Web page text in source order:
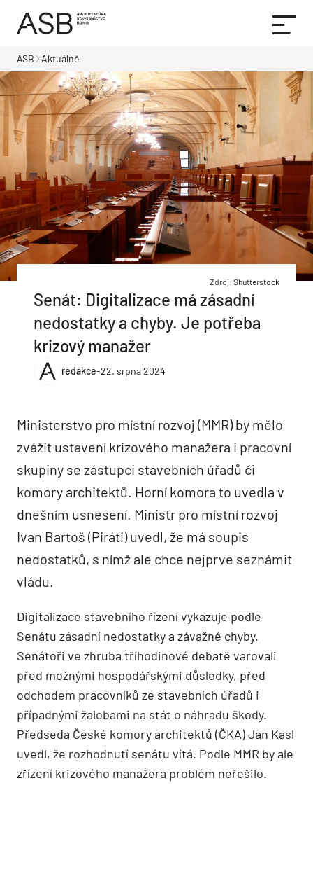
ASB Aktuálně
Zdroj: Shutterstock
Senát: Digitalizace má zásadní
nedostatky a chyby. Je potřeba
krizový manažer
redakce-22. srpna 2024
Ministerstvo pro místní rozvoj (MMR) by mělo
zvážit ustavení krizového manažera i pracovní
skupiny se zástupci stavebních úřadů či
komory architektů. Horní komora to uvedla v
dnešním usnesení. Ministr pro místní rozvoj
Ivan Bartoš (Piráti) uvedl, že má soupis
nedostatků, s nímž ale chce nejprve seznámit
vládu.
Digitalizace stavebního řízení vykazuje podle
Senátu zásadní nedostatky a závažné chyby.
Senátoři ve zhruba tříhodinové debatě varovali
před možnými hospodářskými důsledky, před
odchodem pracovníků ze stavebních úřadů i
případnými žalobami na stát o náhradu škody.
Předseda České komory architektů (ČKA) Jan Kasl
uvedl, že rozhodnutí senátu vítá. Podle MMR by ale
zřízení krizového manažera problém neřešilo.